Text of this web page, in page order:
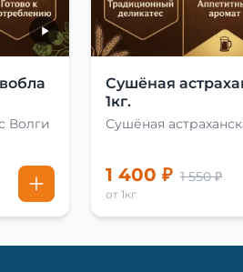
Волги
Сушёная
1кг.
Сушёная
1 400 ₽ 1 550 ₽
от 1кг